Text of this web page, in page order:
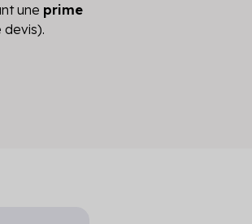
une prime